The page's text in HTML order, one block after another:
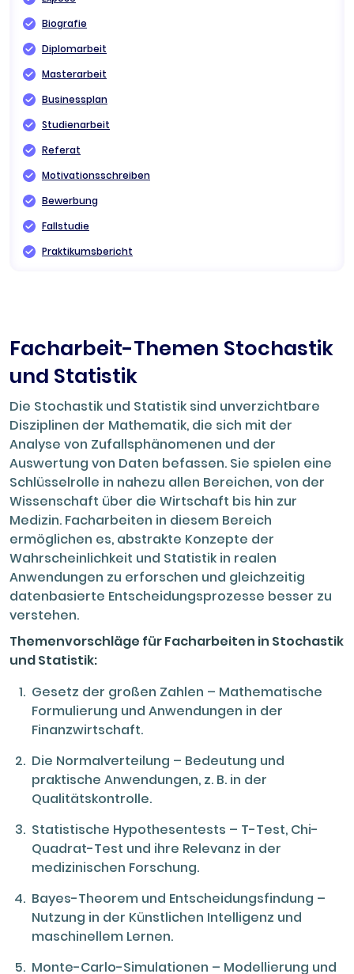
Biografie
Diplomarbeit
Masterarbeit
Businessplan
Studienarbeit
Referat
Motivationsschreiben
Bewerbung
Fallstudie
Praktikumsbericht
Facharbeit-Themen Stochastik
und Statistik
Die Stochastik und Statistik sind unverzichtbare
Disziplinen der Mathematik, die sich mit der
Analyse von Zufallsphänomenen und der
Auswertung von Daten befassen. Sie spielen eine
Schlüsselrolle in nahezu allen Bereichen, von der
Wissenschaft über die Wirtschaft bis hin zur
Medizin. Facharbeiten in diesem Bereich
ermöglichen es, abstrakte Konzepte der
Wahrscheinlichkeit und Statistik in realen
Anwendungen zu erforschen und gleichzeitig
datenbasierte Entscheidungsprozesse besser zu
verstehen.
Themenvorschläge für Facharbeiten in Stochastik
und Statistik:
Gesetz der großen Zahlen – Mathematische
Formulierung und Anwendungen in der
Finanzwirtschaft.
Die Normalverteilung – Bedeutung und
praktische Anwendungen, z. B. in der
Qualitätskontrolle.
Statistische Hypothesentests – T-Test, Chi-
Quadrat-Test und ihre Relevanz in der
medizinischen Forschung.
Bayes-Theorem und Entscheidungsfindung –
Nutzung in der Künstlichen Intelligenz und
maschinellem Lernen.
Monte-Carlo-Simulationen – Modellierung und